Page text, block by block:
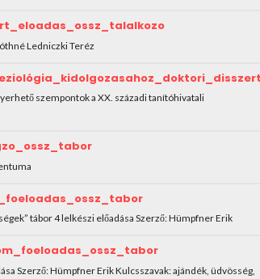
Ledniczki Teréz
szempontok a XX. századi tanítóhivatali
tábor 4 lelkészi előadása Szerző: Hümpfner Erik
Szerző: Hümpfner Erik Kulcsszavak: ajándék, üdvösség,